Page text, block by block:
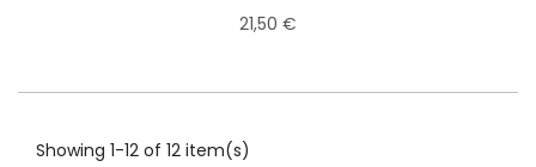
21,50 €
Showing 1-12 of 12 item(s)